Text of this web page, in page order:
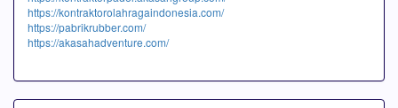
https://kontraktorolahragaindonesia.com/
https://pabrikrubber.com/
https://akasahadventure.com/